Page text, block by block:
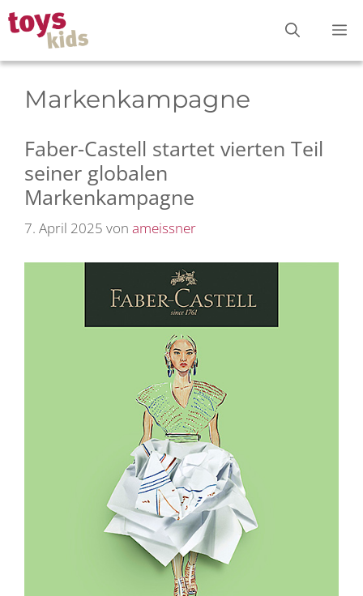
Zum
Inhalt
springen
Markenkampagne
Faber-Castell startet vierten Teil
seiner globalen
Markenkampagne
7. April 2025 von ameissner